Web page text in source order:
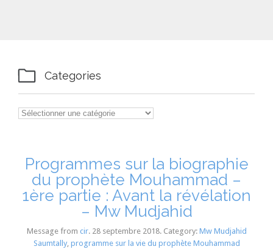
 Categories

Programmes sur la biographie
du prophète Mouhammad –
1ère partie : Avant la révélation
– Mw Mudjahid
Message from cir. 28 septembre 2018. Category: Mw Mudjahid
Saumtally, programme sur la vie du prophète Mouhammad